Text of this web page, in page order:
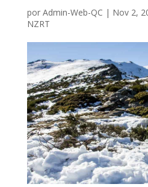
por Admin-Web-QC | Nov 2,
NZRT